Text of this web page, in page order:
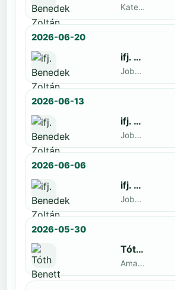
Kategoria1 neve · döntős: Lajkó Hunor
2026-06-20
ifj. Benedek Zoltán
Jobbak · döntős: Szatmári István
2026-06-13
ifj. Benedek Zoltán
Jobbak · döntős: Kende Mátyás
2026-06-06
ifj. Benedek Zoltán
Jobbak · döntős: Marko Novkov
2026-05-30
Tóth Benett
Amatőr · döntős: ifj. Benedek Zoltán